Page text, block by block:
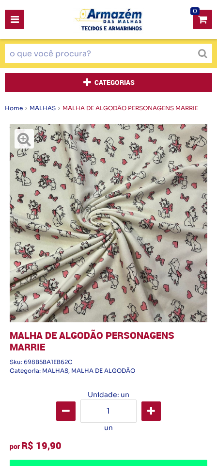
0
CATEGORIAS
Home MALHAS MALHA DE ALGODÃO PERSONAGENS MARRIE
MALHA DE ALGODÃO PERSONAGENS
MARRIE
Sku: 698B5BA1EB62C
Categoria: MALHAS, MALHA DE ALGODÃO
Unidade: un
un
por R$ 19,90